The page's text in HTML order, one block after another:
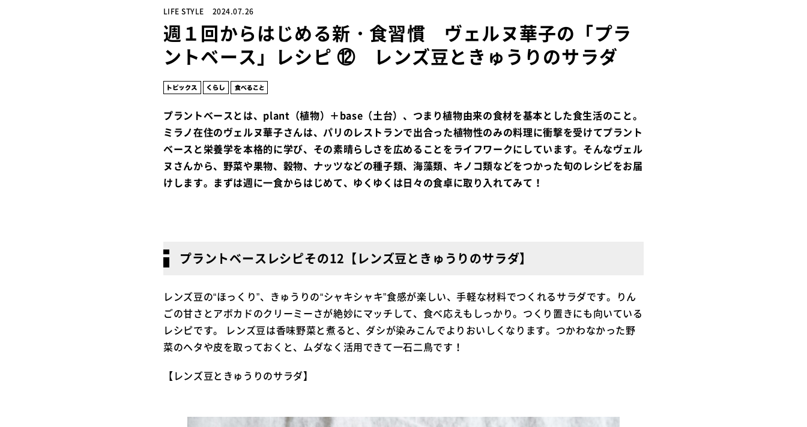
LIFE STYLE 2024.07.26
週１回からはじめる新・食習慣 ヴェルヌ華子の「プラ
ントベース」レシピ ⑫ レンズ豆ときゅうりのサラダ
プラントベースとは、plant（植物）＋base（土台）、つまり植物由来の食材を基本とした食生活のこと。
ミラノ在住のヴェルヌ華子さんは、パリのレストランで出合った植物性のみの料理に衝撃を受けてプラント
ベースと栄養学を本格的に学び、その素晴らしさを広めることをライフワークにしています。そんなヴェル
ヌさんから、野菜や果物、穀物、ナッツなどの種子類、海藻類、キノコ類などをつかった旬のレシピをお届
けします。まずは週に一食からはじめて、ゆくゆくは日々の食卓に取り入れてみて！
プラントベースレシピその12【レンズ豆ときゅうりのサラダ】
レンズ豆の“ほっくり”、きゅうりの“シャキシャキ”食感が楽しい、手軽な材料でつくれるサラダです。りん
ごの甘さとアボカドのクリーミーさが絶妙にマッチして、食べ応えもしっかり。つくり置きにも向いている
レシピです。 レンズ豆は香味野菜と煮ると、ダシが染みこんでよりおいしくなります。つかわなかった野
菜のヘタや皮を取っておくと、ムダなく活用できて一石二鳥です！
【レンズ豆ときゅうりのサラダ】